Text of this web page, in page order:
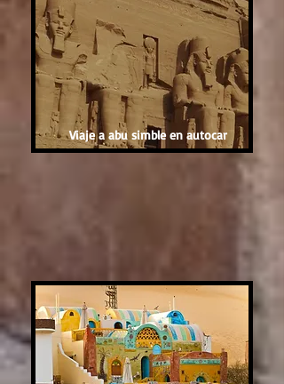
Viaje a abu simble en autocar